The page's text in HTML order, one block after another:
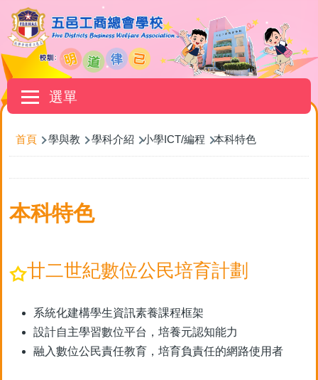
移至主內容
選單
Main
navigation
首頁 學與教 學科介紹 小學ICT/編程 本科特色
航
結
本科特色
廿二世紀數位公民培育計劃
系統化建構學生資訊素養課程框架
設計自主學習數位平台，培養元認知能力
融入數位公民責任教育，培育負責任的網路使用者